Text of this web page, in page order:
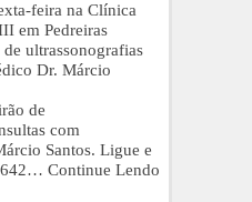
feira na Clínica
em Pedreiras
ultrassonografias
Dr. Márcio
de
com
Santos. Ligue e
Continue Lendo